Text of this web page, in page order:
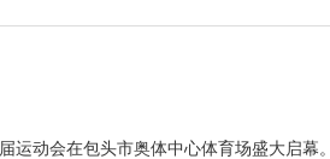
运动会在包头市奥体中心体育场盛大启幕